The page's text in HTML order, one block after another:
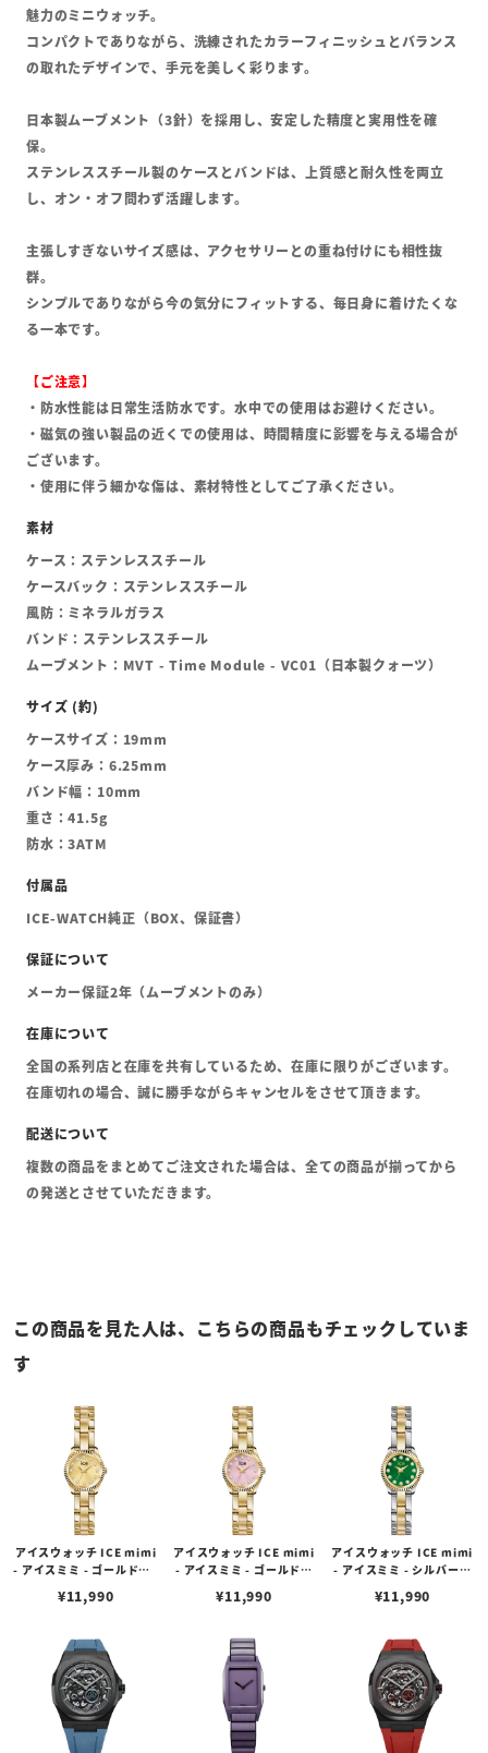
魅力のミニウォッチ。
コンパクトでありながら、洗練されたカラーフィニッシュとバランス
の取れたデザインで、手元を美しく彩ります。
日本製ムーブメント（3針）を採用し、安定した精度と実用性を確
保。
ステンレススチール製のケースとバンドは、上質感と耐久性を両立
し、オン・オフ問わず活躍します。
主張しすぎないサイズ感は、アクセサリーとの重ね付けにも相性抜
群。
シンプルでありながら今の気分にフィットする、毎日身に着けたくな
る一本です。
【ご注意】
・防水性能は日常生活防水です。水中での使用はお避けください。
・磁気の強い製品の近くでの使用は、時間精度に影響を与える場合が
ございます。
・使用に伴う細かな傷は、素材特性としてご了承ください。
ケース：ステンレススチール
ケースバック：ステンレススチール
風防：ミネラルガラス
バンド：ステンレススチール
ムーブメント：MVT - Time Module - VC01（日本製クォーツ）
ケースサイズ：19mm
ケース厚み：6.25mm
バンド幅：10mm
重さ：41.5g
防水：3ATM
ICE-WATCH純正（BOX、保証書）
メーカー保証2年（ムーブメントのみ）
全国の系列店と在庫を共有しているため、在庫に限りがございます。
在庫切れの場合、誠に勝手ながらキャンセルをさせて頂きます。
複数の商品をまとめてご注文された場合は、全ての商品が揃ってから
の発送とさせていただきます。
この商品を見た人は、こちらの商品もチェックしていま
す
アイスウォッチ ICE mimi
- アイスミミ - ゴールド（1
¥11,990
アイスウォッチ ICE mimi
- アイスミミ - ゴールドピ
¥11,990
アイスウォッチ ICE mimi
- アイスミミ - シルバーゴ
¥11,990